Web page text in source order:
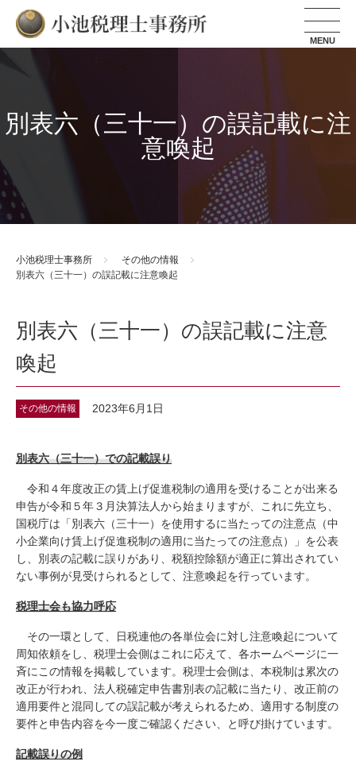
小池税理士事務所
別表六（三十一）の誤記載に注
意喚起
小池税理士事務所
その他の情報
別表六（三十一）の誤記載に注意喚起
別表六（三十一）の誤記載に注意
喚起
その他の情報 2023年6月1日
別表六（三十一）での記載誤り
令和４年度改正の賃上げ促進税制の適用を受けることが出来る
申告が令和５年３月決算法人から始まりますが、これに先立ち、
国税庁は「別表六（三十一）を使用するに当たっての注意点（中
小企業向け賃上げ促進税制の適用に当たっての注意点）」を公表
し、別表の記載に誤りがあり、税額控除額が適正に算出されてい
ない事例が見受けられるとして、注意喚起を行っています。
税理士会も協力呼応
その一環として、日税連他の各単位会に対し注意喚起について
周知依頼をし、税理士会側はこれに応えて、各ホームページに一
斉にこの情報を掲載しています。税理士会側は、本税制は累次の
改正が行われ、法人税確定申告書別表の記載に当たり、改正前の
適用要件と混同しての誤記載が考えられるため、適用する制度の
要件と申告内容を今一度ご確認ください、と呼び掛けています。
記載誤りの例